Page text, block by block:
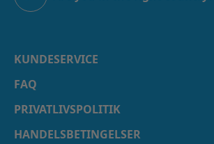
KUNDESERVICE
FAQ
PRIVATLIVSPOLITIK
HANDELSBETINGELSER